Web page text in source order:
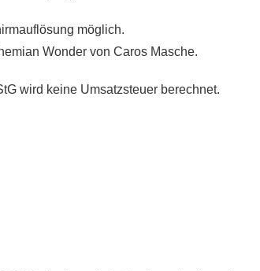
möglich.
Wonder von Caros Masche.
wird keine Umsatzsteuer berechnet.